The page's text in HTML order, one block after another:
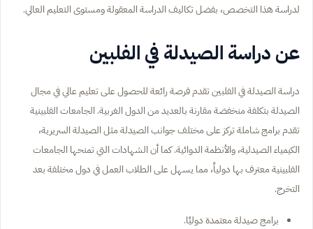
لدراسة هذا التخصص، بفضل تكاليف الدراسة المعقولة ومستوى التعليم العالي.
عن دراسة الصيدلة في الفلبين
دراسة الصيدلة في الفلبين تقدم فرصة رائعة للحصول على تعليم عالي في مجال
الصيدلة بتكلفة منخفضة مقارنة بالعديد من الدول الغربية. الجامعات الفلبينية
تقدم برامج شاملة تركز على مختلف جوانب الصيدلة مثل الصيدلة السريرية،
الكيمياء الصيدلية، والأنظمة الدوائية. كما أن الشهادات التي تمنحها الجامعات
الفلبينية معترف بها دولياً، مما يسهل على الطلاب العمل في دول مختلفة بعد
التخرج.
برامج صيدلة معتمدة دوليًا.